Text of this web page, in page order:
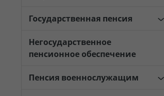
Государственная пенсия
Негосударственное
пенсионное обеспечение
Пенсия военнослужащим